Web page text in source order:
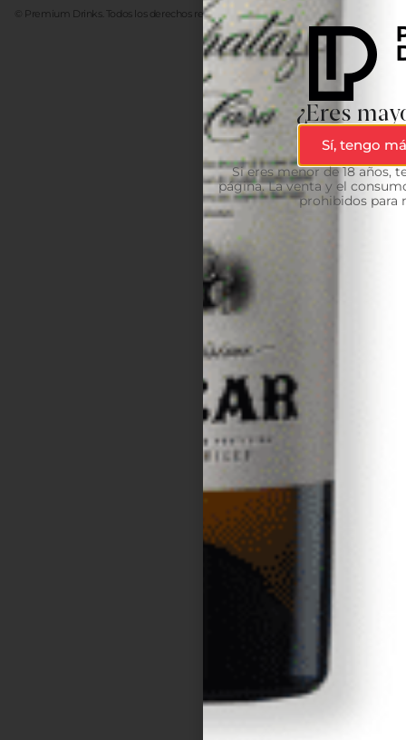
© Premium Drinks. Todos los derechos reservados. Desarrollado Advanze
¿Eres
Sí, tengo
Si eres menor de 18 años,
página. La venta y el
prohibidos para